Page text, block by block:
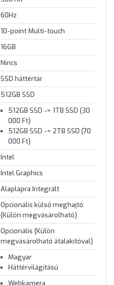
60Hz
10-point Multi-touch
16GB
Nincs
SSD háttértár
512GB SSD
512GB SSD -> 1TB SSD (30
000 Ft)
512GB SSD -> 2TB SSD (70
000 Ft)
Intel
Intel Graphics
Alaplapra Integrált
Opcionális külső meghajtó
(Külön megvásárolható)
Opcionális (Külön
megvásárolható átalakítóval)
Magyar
Háttérvilágítású
Webkamera